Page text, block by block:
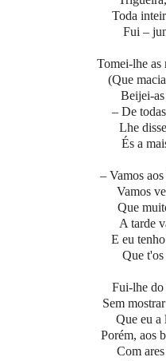
Toda
Fui –
Tomei-lhe as
(Que
Beijei-
– De
Lhe
És a
– Vamos
Vamos
Que
A tarde
E eu
Que
Fui-lhe do
Sem
Que eu a
Porém, aos
Com